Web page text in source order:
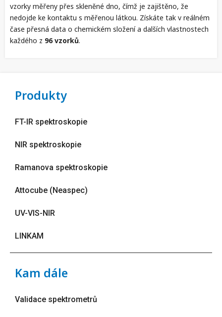
vzorky měřeny přes skleněné dno, čímž je zajištěno, že
nedojde ke kontaktu s měřenou látkou. Získáte tak v reálném
čase přesná data o chemickém složení a dalších vlastnostech
každého z 96 vzorků.
Produkty
FT-IR spektroskopie
NIR spektroskopie
Ramanova spektroskopie
Attocube (Neaspec)
UV-VIS-NIR
LINKAM
Kam dále
Validace spektrometrů